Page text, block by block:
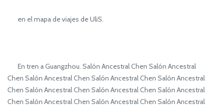
en el mapa de viajes de UliS.
En tren a Guangzhou. Salón Ancestral Chen Salón Ancestral
Chen Salón Ancestral Chen Salón Ancestral Chen Salón Ancestral
Chen Salón Ancestral Chen Salón Ancestral Chen Salón Ancestral
Chen Salón Ancestral Chen Salón Ancestral Chen Salón Ancestral